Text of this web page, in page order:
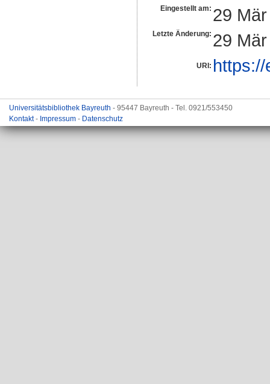
Eingestellt am: 29
Letzte Änderung: 29
URI:
Universitätsbibliothek Bayreuth - 95447 Bayreuth - Tel. 0921/553450
Kontakt- Impressum - Datenschutz